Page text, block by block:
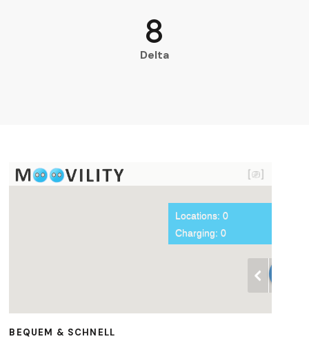
Delta
8
BEQUEM & SCHNELL